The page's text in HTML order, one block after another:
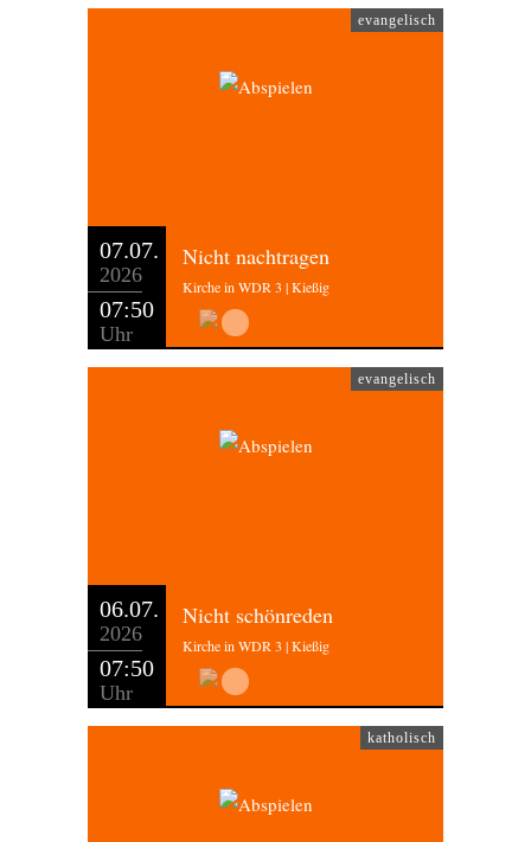
evangelisch
07.07.
2026
07:50
Uhr
Nicht nachtragen
Kirche in WDR 3 | Kießig
evangelisch
06.07.
2026
07:50
Uhr
Nicht schönreden
Kirche in WDR 3 | Kießig
katholisch